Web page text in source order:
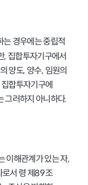
는 경우에는 중립적
, 집합투자기구에서
양도, 양수, 임원의
합투자기구에
그러하지 아니하다.
이해관계가 있는 자,
서 령 제 89조